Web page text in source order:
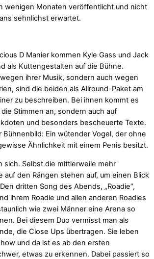
wenigen Monaten veröffentlicht und nicht
sehnlichst erwartet.
D Manier kommen Kyle Gass und Jack
als Kuttengestalten auf die Bühne.
ihrer Musik, sondern auch wegen
sind die beiden als Allround-Paket am
zu beschreiben. Bei ihnen kommt es
Stimmen an, sondern auch auf
und besonders bescheuerte Texte.
Bühnenbild: Ein wütender Vogel, der ohne
Ähnlichkeit mit einem Penis besitzt.
sich. Selbst die mittlerweile mehr
auf den Rängen stehen auf, um einen Blick
dritten Song des Abends, „Roadie“,
ihrem Roadie und allen anderen Roadies
wie zwei Männer eine Arena so
Bei diesem Duo vermisst man als
die Close Ups übertragen. Sie leben
und da ist es ab den ersten
etwas zu erkennen. Dabei passiert so